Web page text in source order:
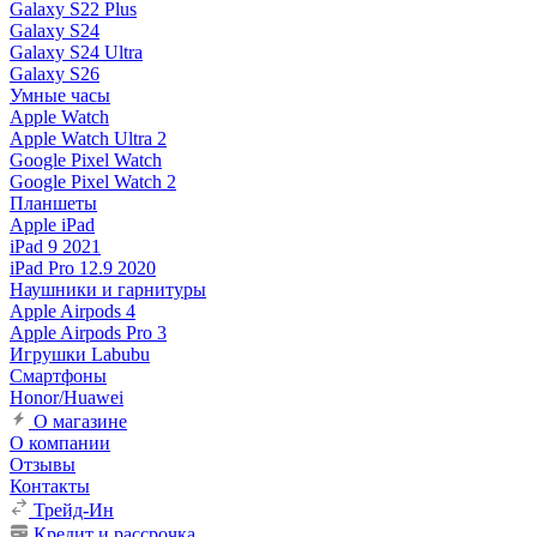
Galaxy S22 Plus
Galaxy S24
Galaxy S24 Ultra
Galaxy S26
Умные часы
Apple Watch
Apple Watch Ultra 2
Google Pixel Watch
Google Pixel Watch 2
Планшеты
Apple iPad
iPad 9 2021
iPad Pro 12.9 2020
Наушники и гарнитуры
Apple Airpods 4
Apple Airpods Pro 3
Игрушки Labubu
Смартфоны
Honor/Huawei
О магазине
О компании
Отзывы
Контакты
Трейд-Ин